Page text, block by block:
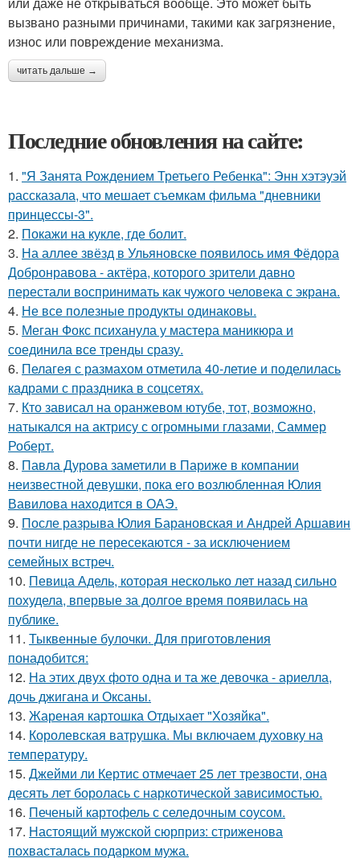
вызвано разными причинами, такими как загрязнение,
износ или повреждение механизма.
читать дальше →
Последние обновления на сайте:
1. "Я Занята Рождением Третьего Ребенка": Энн хэтэуэй
рассказала, что мешает съемкам фильма "дневники
принцессы-3".
2. Покажи на кукле, где болит.
3. На аллее звёзд в Ульяновске появилось имя Фёдора
Добронравова - актёра, которого зрители давно
перестали воспринимать как чужого человека с экрана.
4. Не все полезные продукты одинаковы.
5. Меган Фокс психанула у мастера маникюра и
соединила все тренды сразу.
6. Пелагея с размахом отметила 40-летие и поделилась
кадрами с праздника в соцсетях.
7. Кто зависал на оранжевом ютубе, тот, возможно,
натыкался на актрису с огромными глазами, Саммер
Роберт.
8. Павла Дурова заметили в Париже в компании
неизвестной девушки, пока его возлюбленная Юлия
Вавилова находится в ОАЭ.
9. После разрыва Юлия Барановская и Андрей Аршавин
почти нигде не пересекаются - за исключением
семейных встреч.
10. Певица Адель, которая несколько лет назад сильно
похудела, впервые за долгое время появилась на
публике.
11. Тыквенные булочки. Для приготовления
понадобится:
12. На этих двух фото одна и та же девочка - ариелла,
дочь джигана и Оксаны.
13. Жареная картошка Отдыхает "Хозяйка".
14. Королевская ватрушка. Мы включаем духовку на
температуру.
15. Джейми ли Кертис отмечает 25 лет трезвости, она
десять лет боролась с наркотической зависимостью.
16. Печеный картофель с селедочным соусом.
17. Настоящий мужской сюрприз: стриженова
похвасталась подарком мужа.